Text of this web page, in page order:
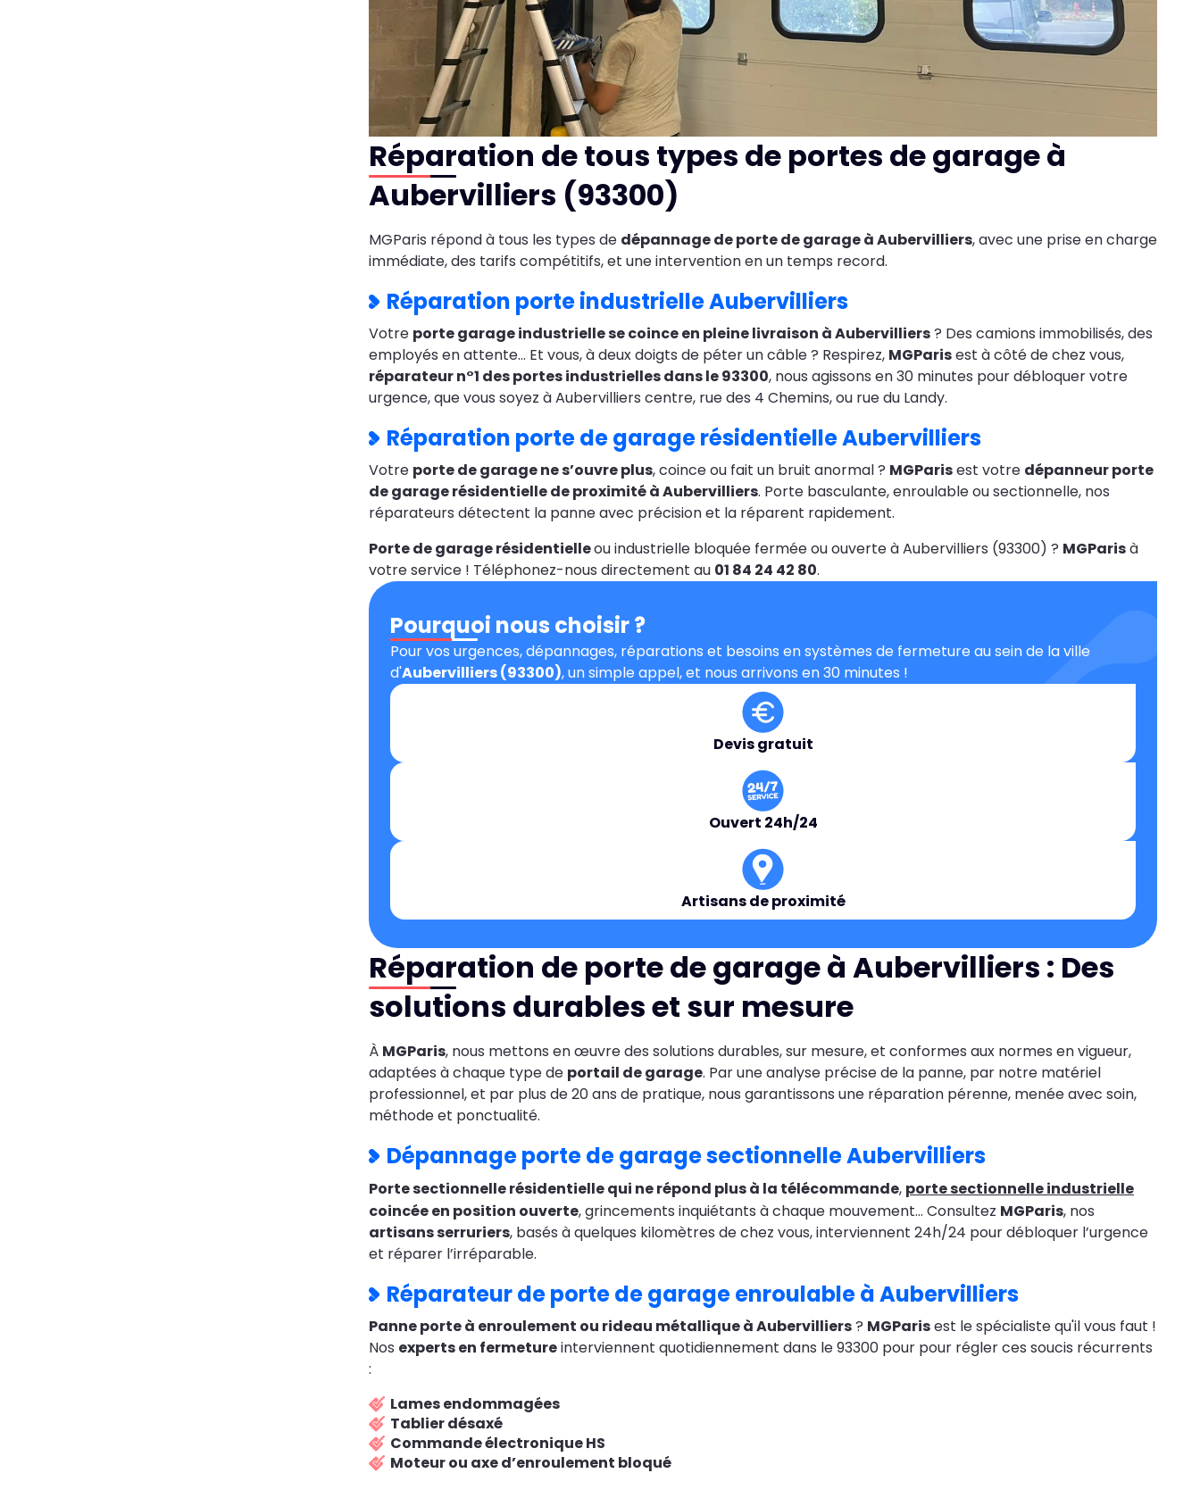
Réparation de tous types de portes de garage à
Aubervilliers (93300)
MGParis répond à tous les types de dépannage de porte de garage à Aubervilliers, avec une prise en charge
immédiate, des tarifs compétitifs, et une intervention en un temps record.
Réparation porte industrielle Aubervilliers
Votre porte garage industrielle se coince en pleine livraison à Aubervilliers? Des camions immobilisés, des
employés en attente… Et vous, à deux doigts de péter un câble ? Respirez, MGParisest à côté de chez vous,
réparateur n°1 des portes industrielles dans le 93300, nous agissons en 30 minutes pour débloquer votre
urgence, que vous soyez à Aubervilliers centre, rue des 4 Chemins, ou rue du Landy.
Réparation porte de garage résidentielle Aubervilliers
Votre porte de garage ne s’ouvre plus, coince ou fait un bruit anormal ? MGParisest votre dépanneur porte
de garage résidentielle de proximité à Aubervilliers. Porte basculante, enroulable ou sectionnelle, nos
réparateurs détectent la panne avec précision et la réparent rapidement.
Porte de garage résidentielleou industrielle bloquée fermée ou ouverte à Aubervilliers (93300) ? MGParisà
votre service ! Téléphonez-nous directement au 01 84 24 42 80.
Pourquoi nous choisir ?
Pour vos urgences, dépannages, réparations et besoins en systèmes de fermeture au sein de la ville
d'Aubervilliers (93300), un simple appel, et nous arrivons en 30 minutes !
Devis gratuit
Ouvert 24h/24
Artisans de proximité
Réparation de porte de garage à Aubervilliers : Des
solutions durables et sur mesure
À MGParis, nous mettons en œuvre des solutions durables, sur mesure, et conformes aux normes en vigueur,
adaptées à chaque type de portail de garage. Par une analyse précise de la panne, par notre matériel
professionnel, et par plus de 20 ans de pratique, nous garantissons une réparation pérenne, menée avec soin,
méthode et ponctualité.
Dépannage porte de garage sectionnelle Aubervilliers
Porte sectionnelle résidentielle qui ne répond plus à la télécommande, porte sectionnelle industrielle
coincée en position ouverte, grincements inquiétants à chaque mouvement… Consultez MGParis, nos
artisans serruriers, basés à quelques kilomètres de chez vous, interviennent 24h/24 pour débloquer l’urgence
et réparer l’irréparable.
Réparateur de porte de garage enroulable à Aubervilliers
Panne porte à enroulement ou rideau métallique à Aubervilliers? MGParisest le spécialiste qu'il vous faut !
Nos experts en fermetureinterviennent quotidiennement dans le 93300 pour pour régler ces soucis récurrents
:
Lames endommagées
Tablier désaxé
Commande électronique HS
Moteur ou axe d’enroulement bloqué